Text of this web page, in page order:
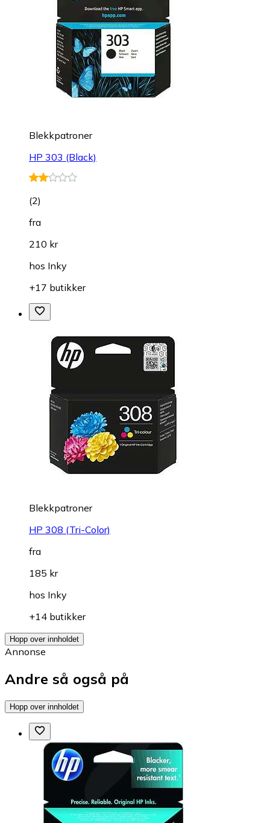
Blekkpatroner
HP 303 (Black)
(2)
fra
210 kr
hos Inky
+17 butikker
Blekkpatroner
HP 308 (Tri-Color)
fra
185 kr
hos Inky
+14 butikker
Hopp over innholdet
Annonse
Andre så også på
Hopp over innholdet